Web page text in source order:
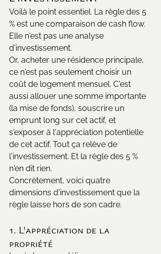
Voilà le point essentiel. La règle des 5
% est une comparaison de cash flow.
Elle n'est pas une analyse
d'investissement.
Or, acheter une résidence principale,
ce n'est pas seulement choisir un
coût de logement mensuel. C'est
aussi allouer une somme importante
(la mise de fonds), souscrire un
emprunt long sur cet actif, et
s'exposer à l'appréciation potentielle
de cet actif. Tout ça relève de
l'investissement. Et la règle des 5 %
n'en dit rien.
Concrètement, voici quatre
dimensions d'investissement que la
règle laisse hors de son cadre.
1. L'appréciation de la
propriété